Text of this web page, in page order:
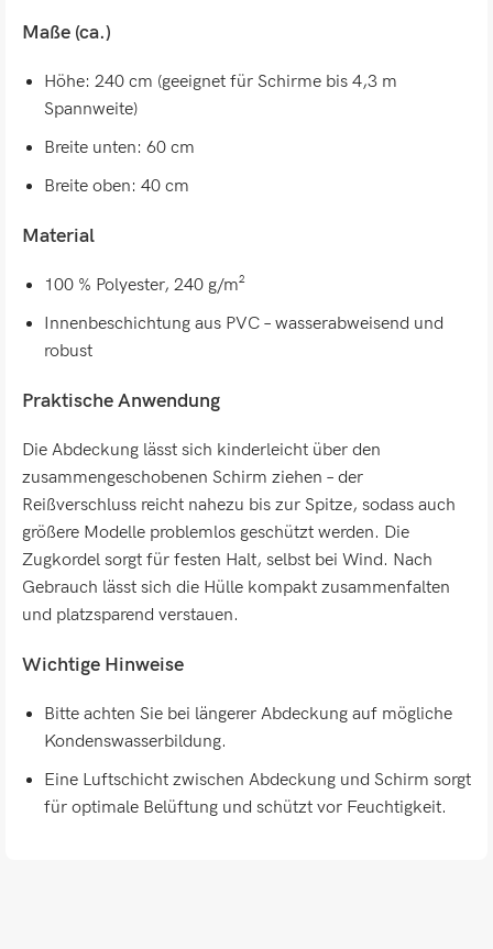
Maße (ca.)
Höhe: 240 cm (geeignet für Schirme bis 4,3 m
Spannweite)
Breite unten: 60 cm
Breite oben: 40 cm
Material
100 % Polyester, 240 g/m²
Innenbeschichtung aus PVC – wasserabweisend und
robust
Praktische Anwendung
Die Abdeckung lässt sich kinderleicht über den
zusammengeschobenen Schirm ziehen – der
Reißverschluss reicht nahezu bis zur Spitze, sodass auch
größere Modelle problemlos geschützt werden. Die
Zugkordel sorgt für festen Halt, selbst bei Wind. Nach
Gebrauch lässt sich die Hülle kompakt zusammenfalten
und platzsparend verstauen.
Wichtige Hinweise
Bitte achten Sie bei längerer Abdeckung auf mögliche
Kondenswasserbildung.
Eine Luftschicht zwischen Abdeckung und Schirm sorgt
für optimale Belüftung und schützt vor Feuchtigkeit.